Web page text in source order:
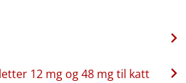
12 mg og 48 mg til katt